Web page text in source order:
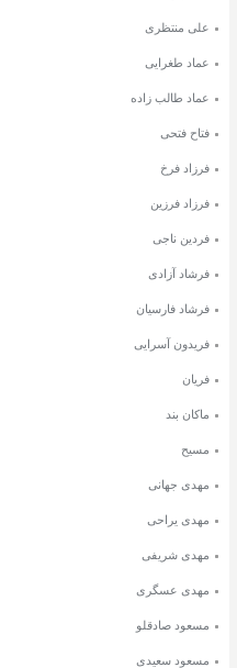
علی منتظری
عماد طغرایی
عماد طالب زاده
فتاح فتحی
فرزاد فرخ
فرزاد فرزین
فردین ناجی
فرشاد آزادی
فرشاد فارسیان
فریدون آسرایی
فریان
ماکان بند
مسیح
مهدی جهانی
مهدی یراحی
مهدی شریفی
مهدی عسگری
مسعود صادقلو
مسعود سعیدی